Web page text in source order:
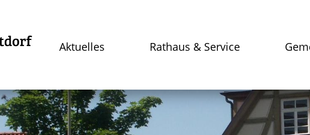
Aktuelles Rathaus & Service